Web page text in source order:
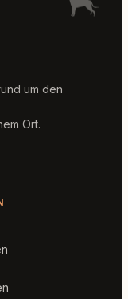
um den
Ort.